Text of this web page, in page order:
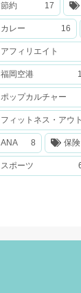
節約 17
カレー 16
アフィリエイト
福岡空港
ポップカルチャー
フィットネス・アウ
ANA 8 保険
スポーツ